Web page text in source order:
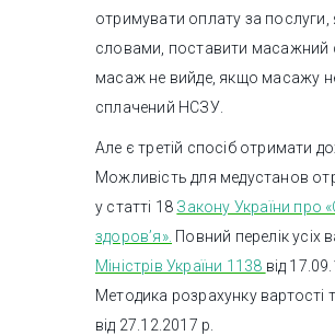
отримувати оплату за
словами, поставити масажний
масаж не вийде, якщо масажу
сплачений НСЗУ.
Але є третій спосіб отримати
Можливість для медустанов
у статті 18 Закону України про
здоров’я». Повний перелік усіх
Міністрів України 1138 від
Методика розрахунку вартості
від 27.12.2017 р.